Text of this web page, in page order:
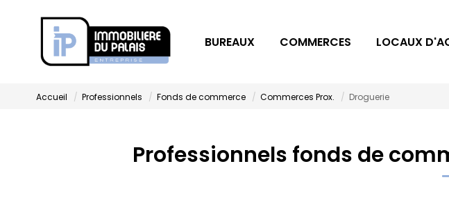
BUREAUX COMMERCES LOCAUX
Accueil Professionnels Fonds de commerce Commerces Prox. Droguerie
Professionnels fonds de